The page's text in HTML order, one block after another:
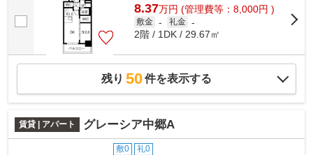
8.37万円 (管理費等：8,000円 )
敷金 - 礼金 -
2階 / 1DK / 29.67㎡
残り 50件を表示する
賃貸 | アパート グレーシア中郷A
敷0 礼0